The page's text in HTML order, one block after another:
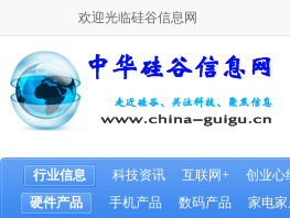
欢迎光临硅谷信息网
行业信息 科技资讯 互联网+ 创业心
硬件产品
手机产品 数码产品 家电